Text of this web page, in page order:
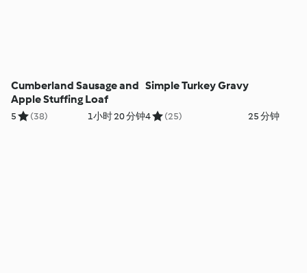
Cumberland Sausage and
Apple Stuffing Loaf
5 (38) 1小时 20 分钟
Simple Turkey Gravy
4 (25) 25 分钟